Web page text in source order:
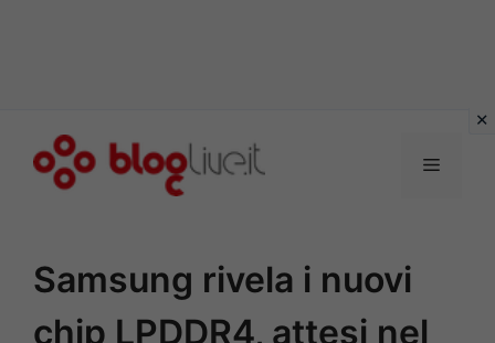
Menu
Samsung rivela i nuovi
chip LPDDR4, attesi nel